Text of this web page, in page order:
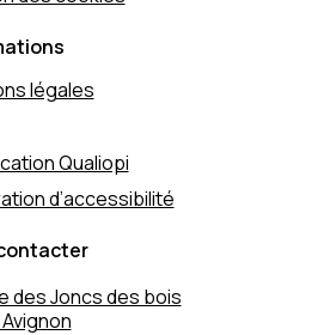
légales
Qualiopi
d’accessibilité
des Joncs des bois